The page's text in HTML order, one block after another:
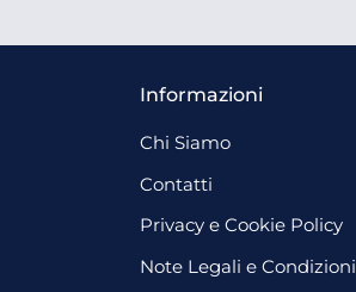
Informazioni
Chi Siamo
Contatti
Privacy e Cookie Policy
Note Legali e Condizioni